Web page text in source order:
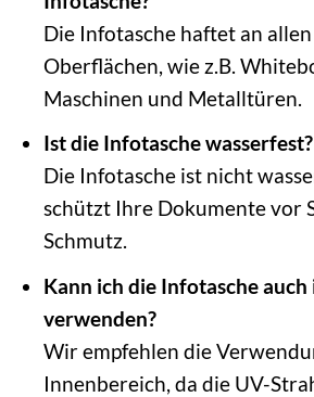
Die Infotasche haftet an
Oberflächen, wie z.B.
Maschinen und Metalltüren.
Ist die Infotasche wasserfest?
Die Infotasche ist nicht
schützt Ihre Dokumente vor
Schmutz.
Kann ich die Infotasche auch
verwenden?
Wir empfehlen die
Innenbereich, da die UV-